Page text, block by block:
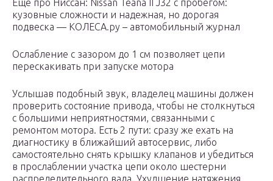
Еще про Ниссан: Nissan Teana II J32 с пробегом:
кузовные сложности и надежная, но дорогая
подвеска — КОЛЕСА.ру – автомобильный журнал
Ослабление с зазором до 1 см позволяет цепи
перескакивать при запуске мотора
Услышав подобный звук, владелец машины должен
проверить состояние привода, чтобы не столкнуться
с большими неприятностями, связанными с
ремонтом мотора. Есть 2 пути: сразу же ехать на
диагностику в ближайший автосервис, либо
самостоятельно снять крышку клапанов и убедиться
в прослаблении участка цепи около шестерни
распределительного вала. Ухудшение натяжения